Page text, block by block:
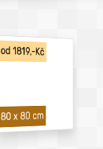
od 1819,-Kč
80 x 80 cm